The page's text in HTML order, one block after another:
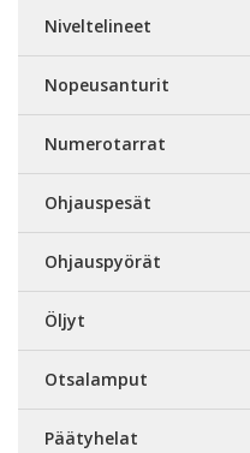
Niveltelineet
Nopeusanturit
Numerotarrat
Ohjauspesät
Ohjauspyörät
Öljyt
Otsalamput
Päätyhelat